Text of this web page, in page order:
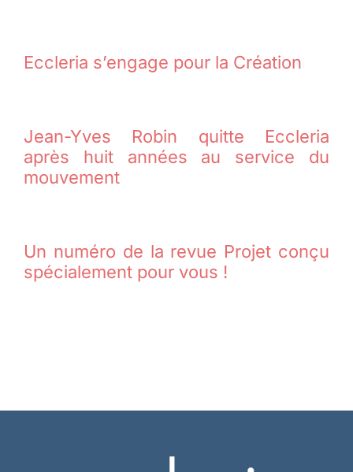
Eccleria s’engage pour la Création
Jean-Yves Robin quitte Eccleria
après huit années au service du
mouvement
Un numéro de la revue Projet conçu
spécialement pour vous !